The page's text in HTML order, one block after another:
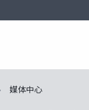
媒体中心